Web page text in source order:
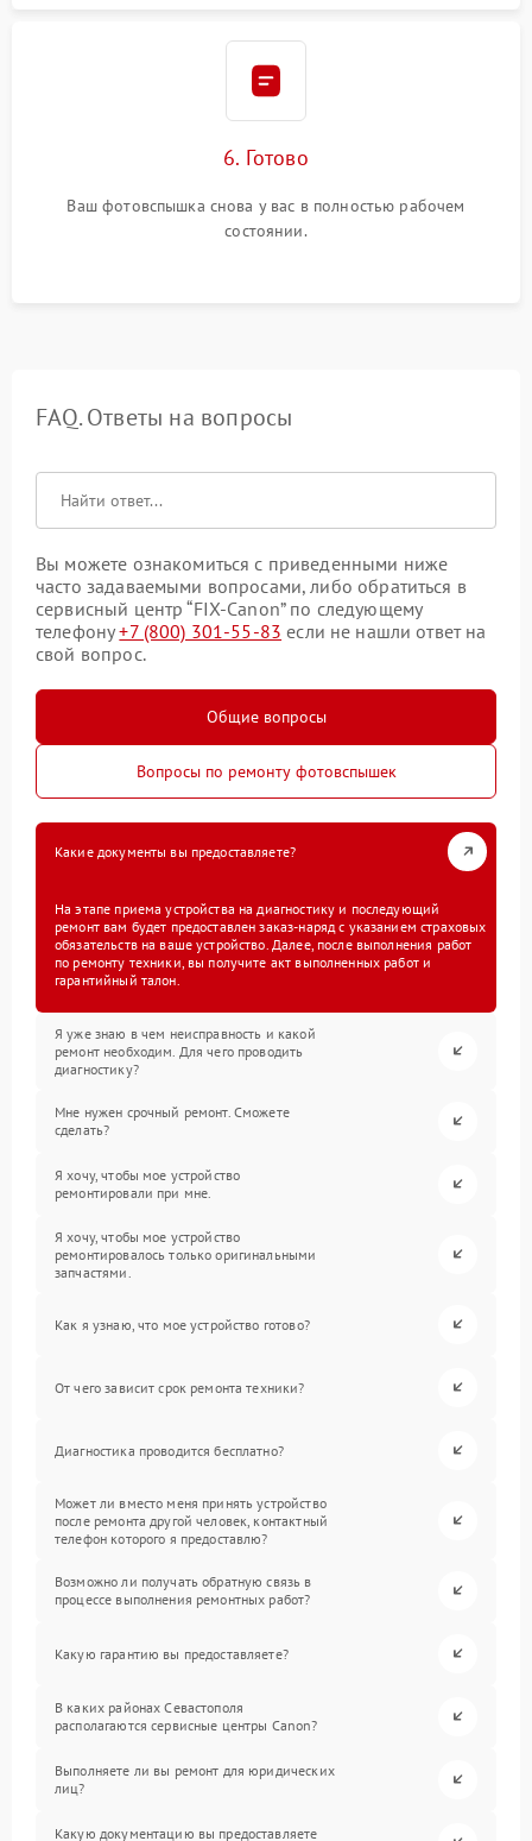
6. Готово
Ваш фотовспышка снова у вас в полностью рабочем
состоянии.
FAQ. Ответы на вопросы
Вы можете ознакомиться с приведенными ниже
часто задаваемыми вопросами, либо обратиться в
сервисный центр “FIX-Canon” по следующему
телефону+7 (800) 301-55-83 если не нашли ответ на
свой вопрос.
Общие вопросы
Вопросы по ремонту фотовспышек
Какие документы вы предоставляете?
На этапе приема устройства на диагностику и последующий
ремонт вам будет предоставлен заказ-наряд с указанием страховых
обязательств на ваше устройство. Далее, после выполнения работ
по ремонту техники, вы получите акт выполненных работ и
гарантийный талон.
Я уже знаю в чем неисправность и какой
ремонт необходим. Для чего проводить
диагностику?
Мне нужен срочный ремонт. Сможете
сделать?
Я хочу, чтобы мое устройство
ремонтировали при мне.
Я хочу, чтобы мое устройство
ремонтировалось только оригинальными
запчастями.
Как я узнаю, что мое устройство готово?
От чего зависит срок ремонта техники?
Диагностика проводится бесплатно?
Может ли вместо меня принять устройство
после ремонта другой человек, контактный
телефон которого я предоставлю?
Возможно ли получать обратную связь в
процессе выполнения ремонтных работ?
Какую гарантию вы предоставляете?
В каких районах Севастополя
располагаются сервисные центры Canon?
Выполняете ли вы ремонт для юридических
лиц?
Какую документацию вы предоставляете